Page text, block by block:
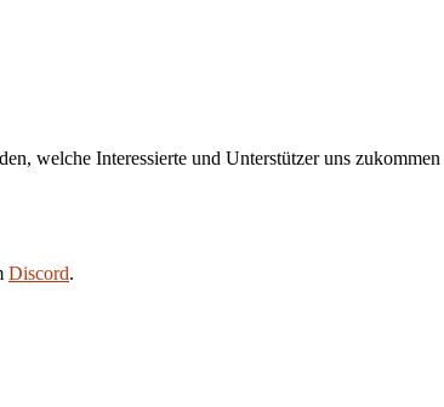
welche Interessierte und Unterstützer uns
Discord.